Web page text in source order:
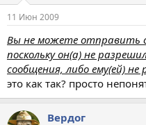
а
11 Июн 2009
Вы не можете отправить
поскольку он(а) не
сообщения, либо ему(ей)
это как так? просто
Вердог